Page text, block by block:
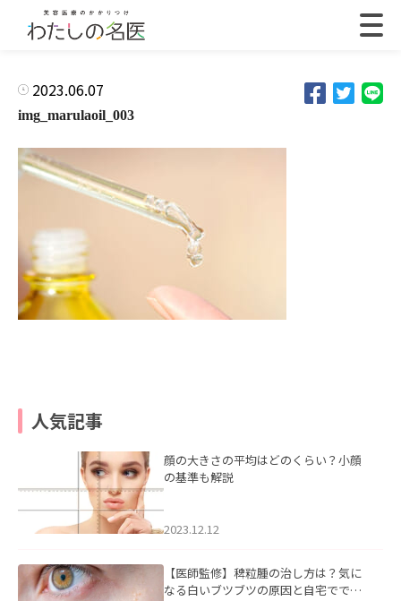
2023.06.07
img_marulaoil_003
人気記事
顔の大きさの平均はどのくらい？小顔
の基準も解説
2023.12.12
【医師監修】稗粒腫の治し方は？気に
なる白いブツブツの原因と自宅ででき